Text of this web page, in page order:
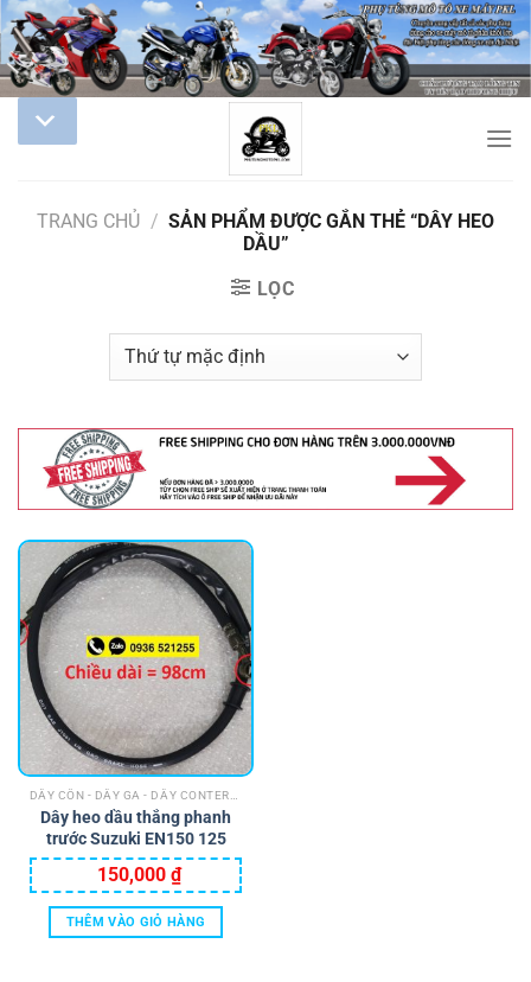
TRANG CHỦ / SẢN PHẨM ĐƯỢC GẮN THẺ “DÂY HEO
DẦU”
LỌC
DÂY CÔN - DÂY GA - DÂY CONTERMET - DÂY DẦU PHANH - DÂY LE GIÓ - DÂY PHANH
Dây heo dầu thắng phanh
trước Suzuki EN150 125
150,000 ₫
THÊM VÀO GIỎ HÀNG